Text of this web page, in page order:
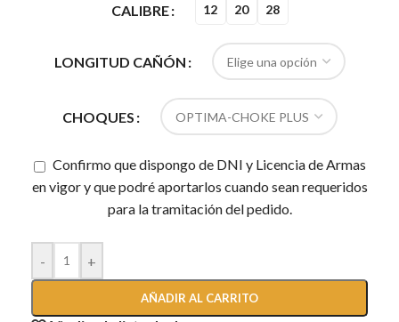
CALIBRE 12 20 28
LONGITUD CAÑÓN
CHOQUES
Confirmo que dispongo de DNI y Licencia de Armas
en vigor y que podré aportarlos cuando sean requeridos
para la tramitación del pedido.
- +
AÑADIR AL CARRITO